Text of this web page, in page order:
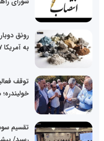
رونق
به آمریکا ۷ برابر شد
توقف